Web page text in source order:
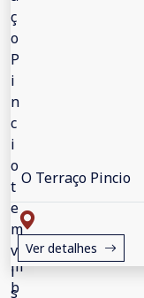
O Terraço Pincio
Ver detalhes